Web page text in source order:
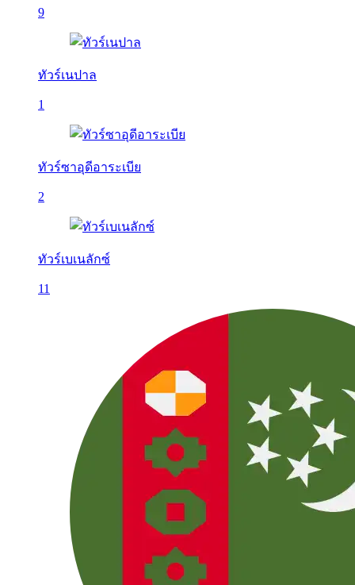
9
ทัวร์เนปาล
1
ทัวร์ซาอุดีอาระเบีย
2
ทัวร์เบเนลักซ์
11